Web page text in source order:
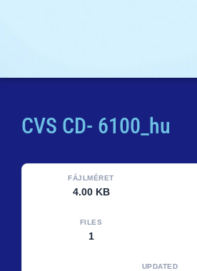
CVS CD- 6100_hu
FÁJLMÉRET
4.00 KB
FILES
1
UPDATED